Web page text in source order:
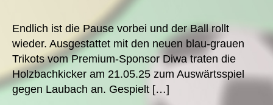
Endlich ist die Pause vorbei und der Ball rollt
wieder. Ausgestattet mit den neuen blau-grauen
Trikots vom Premium-Sponsor Diwa traten die
Holzbachkicker am 21.05.25 zum Auswärtsspiel
gegen Laubach an. Gespielt […]